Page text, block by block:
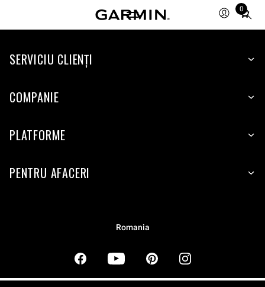
0
Total
items
cart:
SERVICIU CLIENŢI
COMPANIE
PLATFORME
PENTRU AFACERI
Romania